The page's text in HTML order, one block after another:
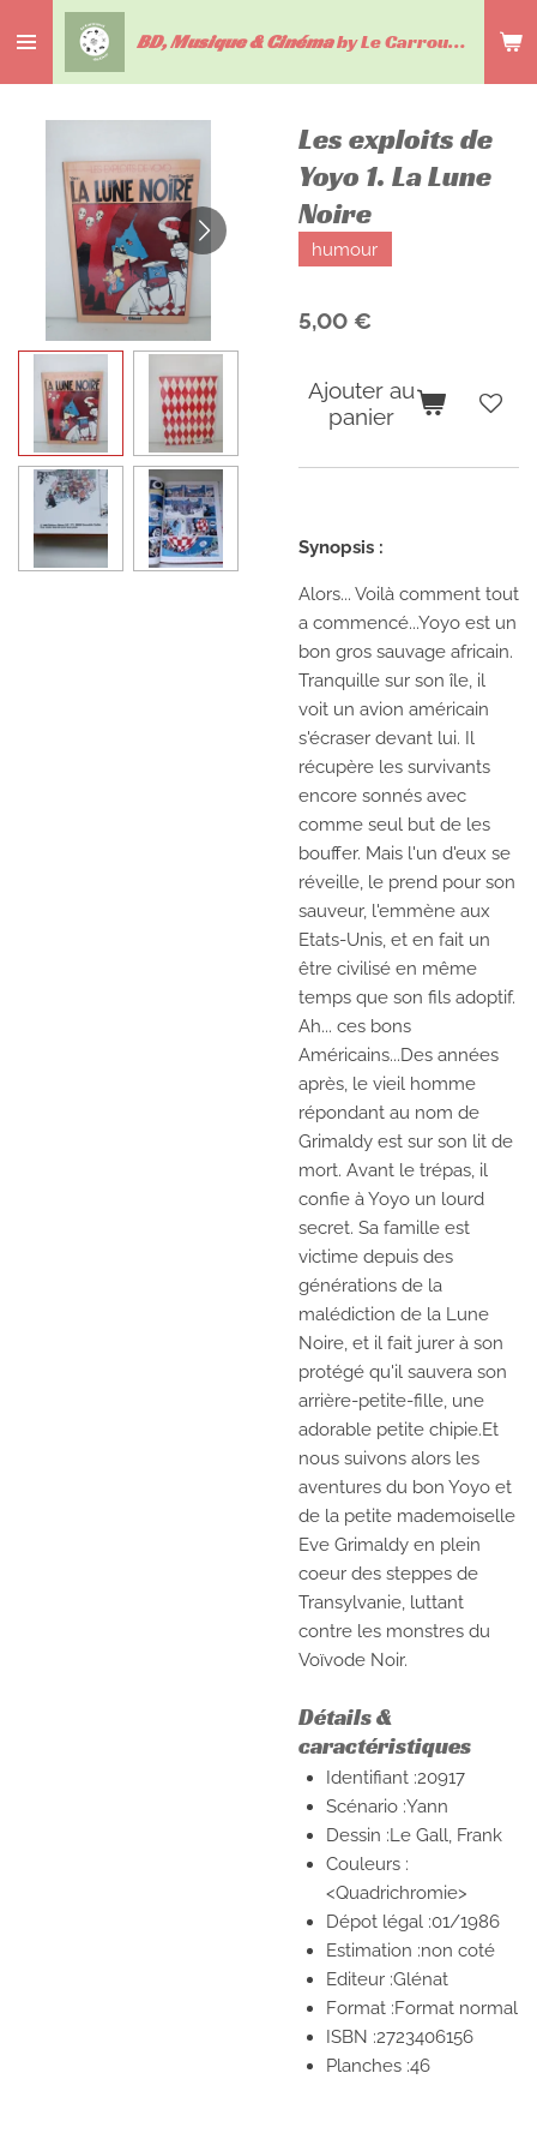
au
contenu
BD, Musique & Cinémaby Le Carrousel du livre
Les exploits de
Yoyo 1. La Lune
Noire
humour
5,00 €
Ajouter au
panier
Synopsis :
Alors... Voilà comment tout
a commencé...Yoyo est un
bon gros sauvage africain.
Tranquille sur son île, il
voit un avion américain
s'écraser devant lui. Il
récupère les survivants
encore sonnés avec
comme seul but de les
bouffer. Mais l'un d'eux se
réveille, le prend pour son
sauveur, l'emmène aux
Etats-Unis, et en fait un
être civilisé en même
temps que son fils adoptif.
Ah... ces bons
Américains...Des années
après, le vieil homme
répondant au nom de
Grimaldy est sur son lit de
mort. Avant le trépas, il
confie à Yoyo un lourd
secret. Sa famille est
victime depuis des
générations de la
malédiction de la Lune
Noire, et il fait jurer à son
protégé qu'il sauvera son
arrière-petite-fille, une
adorable petite chipie.Et
nous suivons alors les
aventures du bon Yoyo et
de la petite mademoiselle
Eve Grimaldy en plein
coeur des steppes de
Transylvanie, luttant
contre les monstres du
Voïvode Noir.
Détails &
caractéristiques
Identifiant :20917
Scénario :Yann
Dessin :Le Gall, Frank
Couleurs :
<Quadrichromie>
Dépot légal :01/1986
Estimation :non coté
Editeur :Glénat
Format :Format normal
ISBN :2723406156
Planches :46